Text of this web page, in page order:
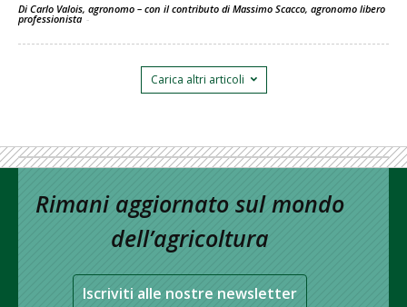
Di Carlo Valois, agronomo – con il contributo di Massimo Scacco, agronomo libero
professionista -
Carica altri articoli
Rimani aggiornato sul mondo
dell’agricoltura
Iscriviti alle nostre newsletter